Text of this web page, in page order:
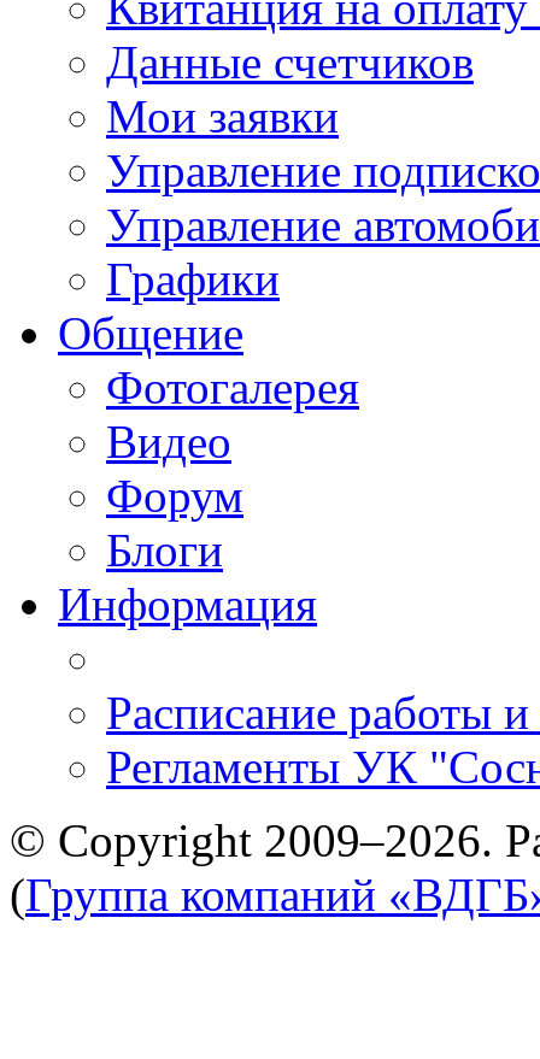
Данные счетчиков
Мои заявки
Управление
Управление
Графики
Общение
Фотогалерея
Видео
Форум
Блоги
Информация
Расписание работы
Регламенты УК
© Copyright 2009–2026.
(Группа компаний